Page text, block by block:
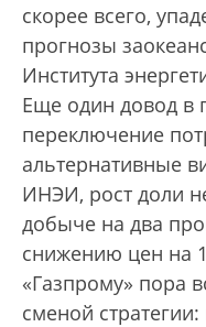
скорее всего,
прогнозы
Института
Еще один довод в
переключение
альтернативные
ИНЭИ, рост доли
добыче на два
снижению цен на
«Газпрому» пора
сменой